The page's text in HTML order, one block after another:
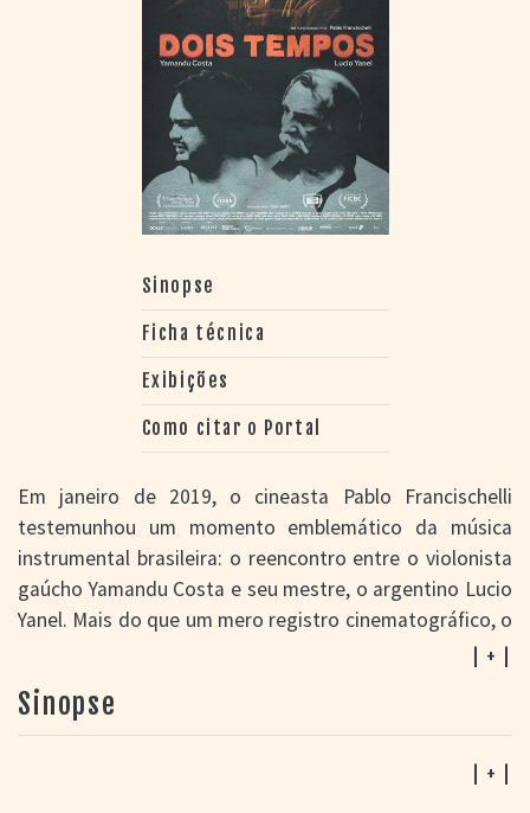
Sinopse
Ficha técnica
Exibições
Como citar o Portal
Em janeiro de 2019, o cineasta Pablo Francischelli
testemunhou um momento emblemático da música
instrumental brasileira: o reencontro entre o violonista
gaúcho Yamandu Costa e seu mestre, o argentino Lucio
Yanel. Mais do que um mero registro cinematográfico, o
, é uma
pequena pérola para os muitos fãs de Yamandu Costa,
que têm o privilégio de saber um pouco mais sobre a
sua trajetória e registrar sua espontaneidade no dia a
dia. Além disso, o público conhece melhor Yanel,
| + |
Sinopse
| + |